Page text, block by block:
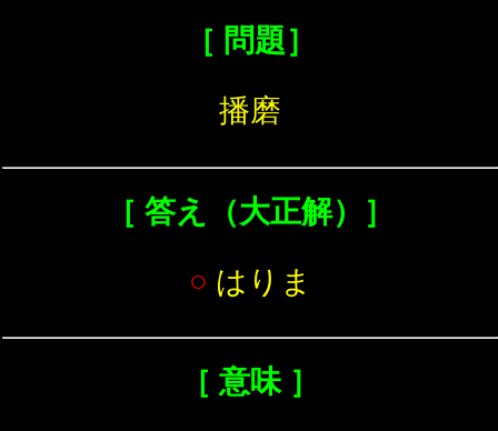
［ 問題］
播磨
［ 答え（大正解）］
○ はりま
［ 意味 ］